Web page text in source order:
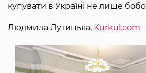
купувати в Україні не лише
Людмила Лутицька, Kurkul.com